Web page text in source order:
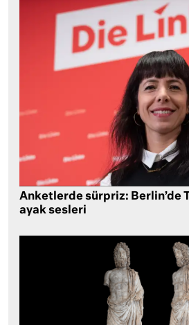
Anketlerde sürpriz: Berlin’de
ayak sesleri